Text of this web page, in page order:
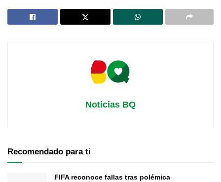
Noticias BQ
Recomendado para ti
FIFA reconoce fallas tras polémica